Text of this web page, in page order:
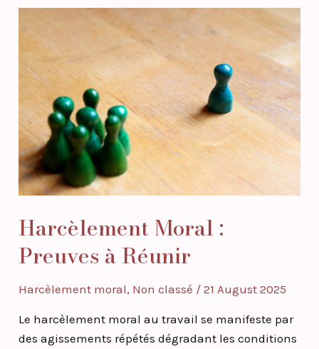
Harcèlement Moral :
Preuves à Réunir
Harcèlement moral, Non classé /21 August 2025
Le harcèlement moral au travail se manifeste par
des agissements répétés dégradant les conditions
Moral
:
Preuves
à
Réunir